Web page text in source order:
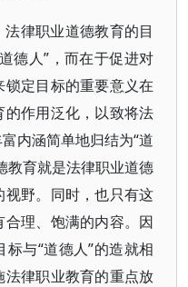
律职业道德教育的目
德人”，而在于促进对
定目标的重要意义在
作用泛化，以致将法
内涵简单地归结为“道
教育就是法律职业道德
野。同时，也只有这
理、饱满的内容。因
与“道德人”的造就相
律职业教育的重点放